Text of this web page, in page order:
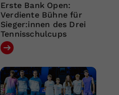
Erste Bank Open:
Verdiente Bühne für
Sieger:innen des Drei
Tennisschulcups